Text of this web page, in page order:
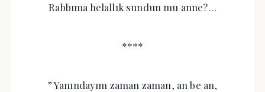
Rabbıma helallık sundun mu anne?…
****
” Yanındayım zaman zaman, an be an,